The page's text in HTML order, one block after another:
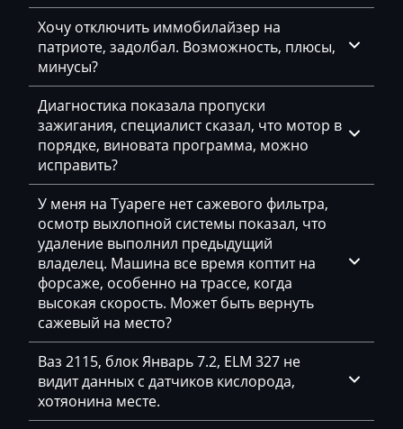
Eggersmann
Exeed
Extreme moto
Faresin
Farmtrac
FAW
Fendt
Fiat
Ford
Foton
Freightliner
Furukawa
Хочу отключить иммобилайзер на
патриоте, задолбал. Возможность, плюсы,
минусы?
Диагностика показала пропуски
зажигания, специалист сказал, что мотор в
порядке, виновата программа, можно
исправить?
У меня на Туареге нет сажевого фильтра,
осмотр выхлопной системы показал, что
удаление выполнил предыдущий
владелец. Машина все время коптит на
форсаже, особенно на трассе, когда
высокая скорость. Может быть вернуть
сажевый на место?
Ваз 2115, блок Январь 7.2, ELM 327 не
видит данных с датчиков кислорода,
хотяонина месте.